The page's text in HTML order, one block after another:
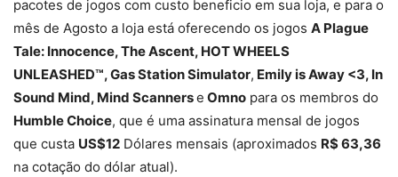
pacotes de jogos com custo beneficio em sua loja, e para o
mês de Agosto a loja está oferecendo os jogos A Plague
Tale: Innocence, The Ascent, HOT WHEELS
UNLEASHED™,Gas Station Simulator, Emily is Away <3, In
Sound Mind, Mind Scannerse Omno para os membros do
Humble Choice, que é uma assinatura mensal de jogos
que custa US$12 Dólares mensais (aproximados R$ 63,36
na cotação do dólar atual).